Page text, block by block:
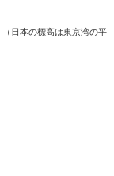
（日本の標高は東京湾の平